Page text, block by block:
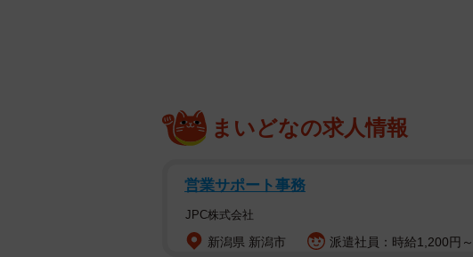
『JCI JAPAN TOYP2026』に応募したりおな
まいどなの求人情報
営業サポート事務
JPC株式会社
新潟県 新潟市 派遣社員：時給1,200円